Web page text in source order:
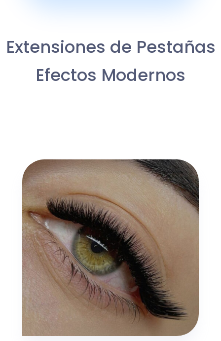
Extensiones de Pestañas
Efectos Modernos